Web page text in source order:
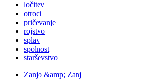
ločitev
otroci
pričevanje
rojstvo
splav
spolnost
starševstvo
Zanjo &amp; Zanj